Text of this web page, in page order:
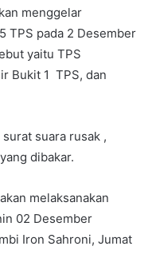
menggelar
TPS pada 2 Desember
yaitu TPS
Bukit 1 TPS, dan
suara rusak ,
dibakar.
melaksanakan
02 Desember
Iron Sahroni, Jumat